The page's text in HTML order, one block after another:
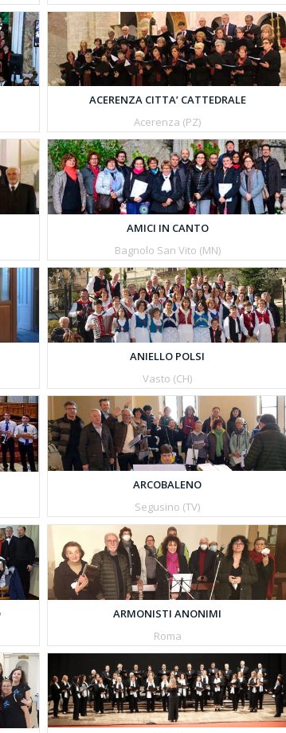
ACERENZA CITTA’ CATTEDRALE
Acerenza (PZ)
AMICI IN CANTO
Bagnolo San Vito (MN)
ANIELLO POLSI
Vasto (CH)
ARCOBALENO
Segusino (TV)
ARMONISTI ANONIMI
Roma